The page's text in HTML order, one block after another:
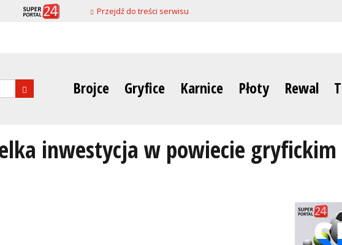
Przejdź do treści serwisu
Brojce Gryfice Karnice Płoty Rewal
inwestycja w powiecie gryfickim